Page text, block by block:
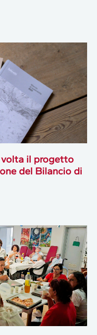
volta il progetto
del Bilancio di